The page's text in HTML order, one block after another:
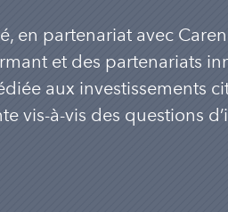
en partenariat avec
et des partenariats
aux investissements
vis-à-vis des questions